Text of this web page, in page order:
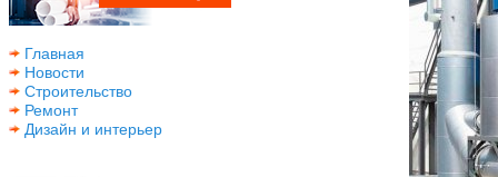
Главная
Новости
Строительство
Ремонт
Дизайн и интерьер